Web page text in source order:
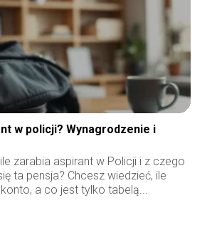
w policji? Wynagrodzenie i
zarabia aspirant w Policji i z czego
ta pensja? Chcesz wiedzieć, ile
konto, a co jest tylko tabelą...